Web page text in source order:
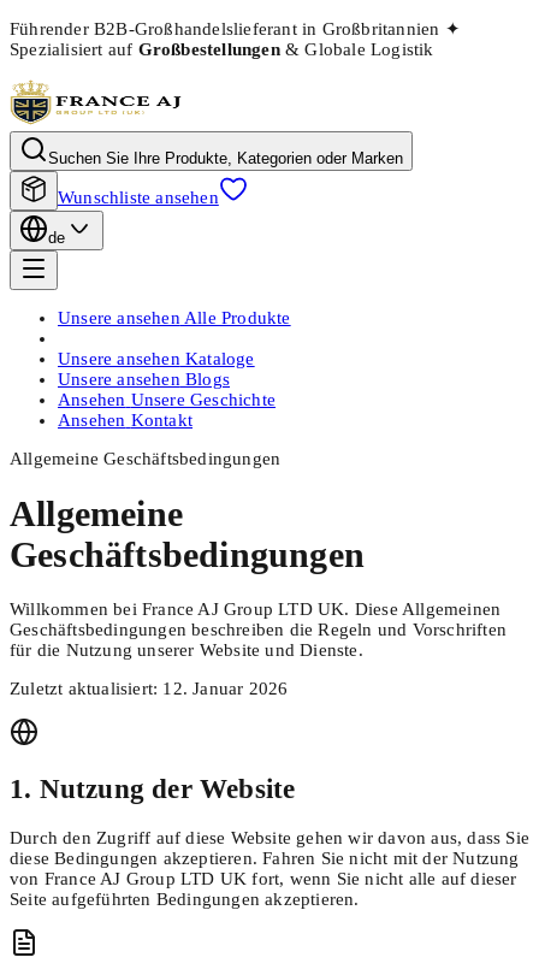
Führender B2B-Großhandelslieferant in Großbritannien ✦
Spezialisiert auf Großbestellungen & Globale Logistik
Suchen Sie Ihre Produkte, Kategorien oder Marken
Wunschliste ansehen
de
Unsere ansehen Alle Produkte
Unsere ansehen Kataloge
Unsere ansehen Blogs
Ansehen Unsere Geschichte
Ansehen Kontakt
Allgemeine Geschäftsbedingungen
Allgemeine
Geschäftsbedingungen
Willkommen bei France AJ Group LTD UK. Diese Allgemeinen
Geschäftsbedingungen beschreiben die Regeln und Vorschriften
für die Nutzung unserer Website und Dienste.
Zuletzt aktualisiert: 12. Januar 2026
1. Nutzung der Website
Durch den Zugriff auf diese Website gehen wir davon aus, dass Sie
diese Bedingungen akzeptieren. Fahren Sie nicht mit der Nutzung
von France AJ Group LTD UK fort, wenn Sie nicht alle auf dieser
Seite aufgeführten Bedingungen akzeptieren.